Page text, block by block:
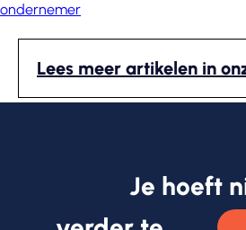
ondernemer
Lees meer artikelen in
Je hoeft